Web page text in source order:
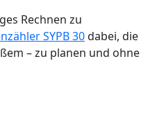
Rechnen zu
SYPB 30dabei, die
– zu planen und ohne